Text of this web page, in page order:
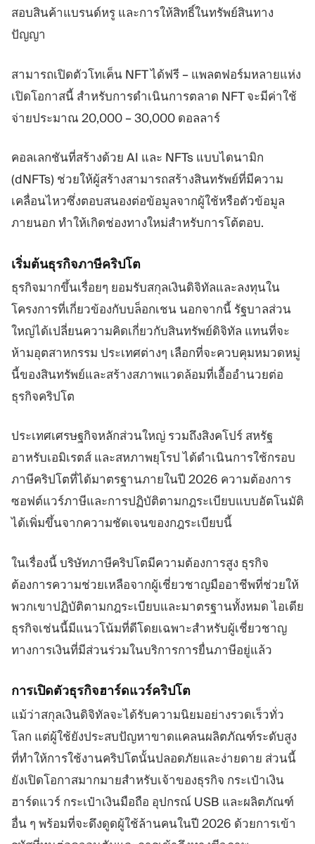
สอบสินค้าแบรนด์หรู และการให้สิทธิ์ในทรัพย์สินทาง
ปัญญา
สามารถเปิดตัวโทเค็น NFT ได้ฟรี – แพลตฟอร์มหลายแห่ง
เปิดโอกาสนี้ สำหรับการดำเนินการตลาด NFT จะมีค่าใช้
จ่ายประมาณ 20,000 – 30,000 ดอลลาร์
คอลเลกชันที่สร้างด้วย AI และ NFTs แบบไดนามิก
(dNFTs) ช่วยให้ผู้สร้างสามารถสร้างสินทรัพย์ที่มีความ
เคลื่อนไหวซึ่งตอบสนองต่อข้อมูลจากผู้ใช้หรือตัวข้อมูล
ภายนอก ทำให้เกิดช่องทางใหม่สำหรับการโต้ตอบ.
เริ่มต้นธุรกิจภาษีคริปโต
ธุรกิจมากขึ้นเรื่อยๆ ยอมรับสกุลเงินดิจิทัลและลงทุนใน
โครงการที่เกี่ยวข้องกับบล็อกเชน นอกจากนี้ รัฐบาลส่วน
ใหญ่ได้เปลี่ยนความคิดเกี่ยวกับสินทรัพย์ดิจิทัล แทนที่จะ
ห้ามอุตสาหกรรม ประเทศต่างๆ เลือกที่จะควบคุมหมวดหมู่
นี้ของสินทรัพย์และสร้างสภาพแวดล้อมที่เอื้ออำนวยต่อ
ธุรกิจคริปโต
ประเทศเศรษฐกิจหลักส่วนใหญ่ รวมถึงสิงคโปร์ สหรัฐ
อาหรับเอมิเรตส์ และสหภาพยุโรป ได้ดำเนินการใช้กรอบ
ภาษีคริปโตที่ได้มาตรฐานภายในปี 2026 ความต้องการ
ซอฟต์แวร์ภาษีและการปฏิบัติตามกฎระเบียบแบบอัตโนมัติ
ได้เพิ่มขึ้นจากความชัดเจนของกฎระเบียบนี้
ในเรื่องนี้ บริษัทภาษีคริปโตมีความต้องการสูง ธุรกิจ
ต้องการความช่วยเหลือจากผู้เชี่ยวชาญมืออาชีพที่ช่วยให้
พวกเขาปฏิบัติตามกฎระเบียบและมาตรฐานทั้งหมด ไอเดีย
ธุรกิจเช่นนี้มีแนวโน้มที่ดีโดยเฉพาะสำหรับผู้เชี่ยวชาญ
ทางการเงินที่มีส่วนร่วมในบริการการยื่นภาษีอยู่แล้ว
การเปิดตัวธุรกิจฮาร์ดแวร์คริปโต
แม้ว่าสกุลเงินดิจิทัลจะได้รับความนิยมอย่างรวดเร็วทั่ว
โลก แต่ผู้ใช้ยังประสบปัญหาขาดแคลนผลิตภัณฑ์ระดับสูง
ที่ทำให้การใช้งานคริปโตนั้นปลอดภัยและง่ายดาย ส่วนนี้
ยังเปิดโอกาสมากมายสำหรับเจ้าของธุรกิจ กระเป๋าเงิน
ฮาร์ดแวร์ กระเป๋าเงินมือถือ อุปกรณ์ USB และผลิตภัณฑ์
อื่น ๆ พร้อมที่จะดึงดูดผู้ใช้ล้านคนในปี 2026 ด้วยการเข้า